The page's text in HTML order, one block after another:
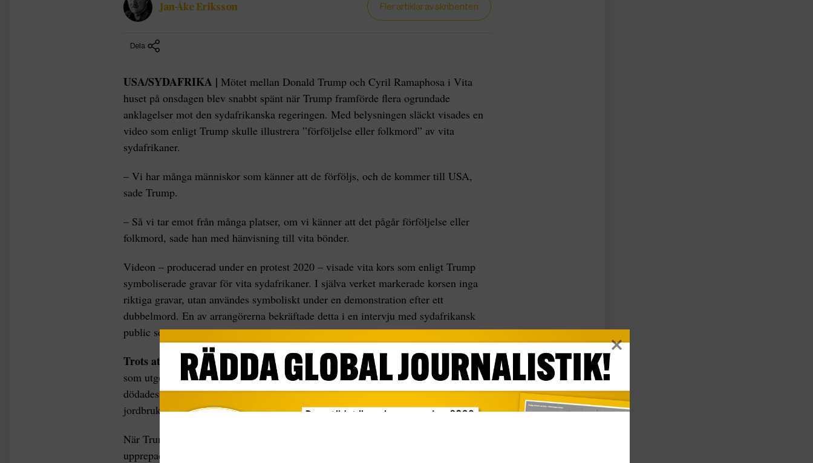
Jan-Åke Eriksson Fler artiklar av skribenten
Dela
USA/SYDAFRIKA | Mötet mellan Donald Trump och Cyril Ramaphosa i Vita
huset på onsdagen blev snabbt spänt när Trump framförde flera ogrundade
anklagelser mot den sydafrikanska regeringen. Med belysningen släckt visades en
video som enligt Trump skulle illustrera ”förföljelse eller folkmord” av vita
sydafrikaner.
– Vi har många människor som känner att de förföljs, och de kommer till USA,
sade Trump.
– Så vi tar emot från många platser, om vi känner att det pågår förföljelse eller
folkmord, sade han med hänvisning till vita bönder.
Videon – producerad under en protest 2020 – visade vita kors som enligt Trump
symboliserade gravar för vita sydafrikaner. I själva verket markerade korsen inga
riktiga gravar, utan användes symboliskt under en demonstration efter ett
dubbelmord. En av arrangörerna bekräftade detta i en intervju med sydafrikansk
public service-tv.
Trots att Sydafrika har höga mordnivåer är det den svarta majoritetsbefolkningen
som utgör den överväldigande majoriteten av offren. Enligt polisens statistik
dödades 26 232 människor i landet år 2024. Av dessa mord kopplades 44 till
jordbrukssamhällen, där åtta av offren var jordbrukare, rapporterar Reuters.
När Trump visade tryckta artiklar med rubriker om mördade vita sydafrikaner,
upprepade han orden ”död, död” och överlämnade buntar med utskrifter till